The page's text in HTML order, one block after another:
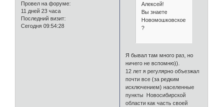
Провел на форуме:
11 дней 23 часа
Последний визит:
Сегодня 09:54:28
Алексей!
Вы знаете
Новомошковское
?
Я бывал там много раз, но
ничего не вспомню)).
12 лет я регулярно объезжал
почти все (за редким
исключением) населенные
пункты Новосибирской
области как часть своей